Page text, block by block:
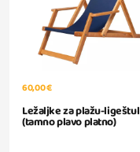
60,00 €
Ležaljke za plažu-ligeštul
(tamno plavo platno)